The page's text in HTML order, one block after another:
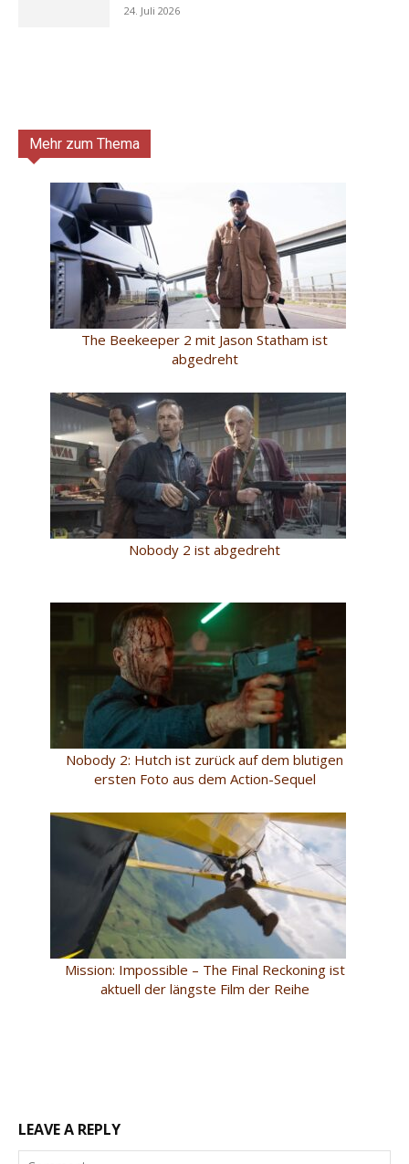
24. Juli 2026
Mehr zum Thema
The Beekeeper 2 mit Jason Statham ist
abgedreht
Nobody 2 ist abgedreht
Nobody 2: Hutch ist zurück auf dem blutigen
ersten Foto aus dem Action-Sequel
Mission: Impossible – The Final Reckoning ist
aktuell der längste Film der Reihe
LEAVE A REPLY